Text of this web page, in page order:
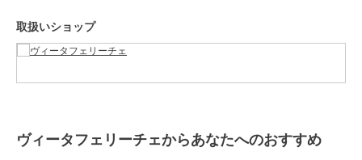
●バッグのメイン開閉口はマグネットになっております。
商品カテゴリ バッグ ／ トートバッグ
取扱いショップ
ヴィータフェリーチェからあなたへのおすすめ